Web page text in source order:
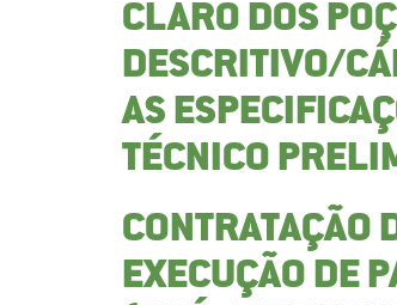
CLARO DOS
DESCRITIVO/
AS
TÉCNICO
CONTRATAÇÃO
EXECUÇÃO DE